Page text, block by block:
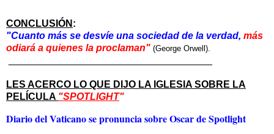
CONCLUSIÓN :
"Cuanto más se desvíe una sociedad de la verdad, más
odiará a quienes la proclaman" (George Orwell).
LES ACERCO LO QUE DIJO LA IGLESIA SOBRE LA
PELÍCULA "SPOTLIGHT"
Diario del Vaticano se pronuncia sobre Oscar de Spotlight